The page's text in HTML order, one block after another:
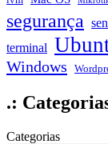
segurança
terminal
Windows
.:
Categorias